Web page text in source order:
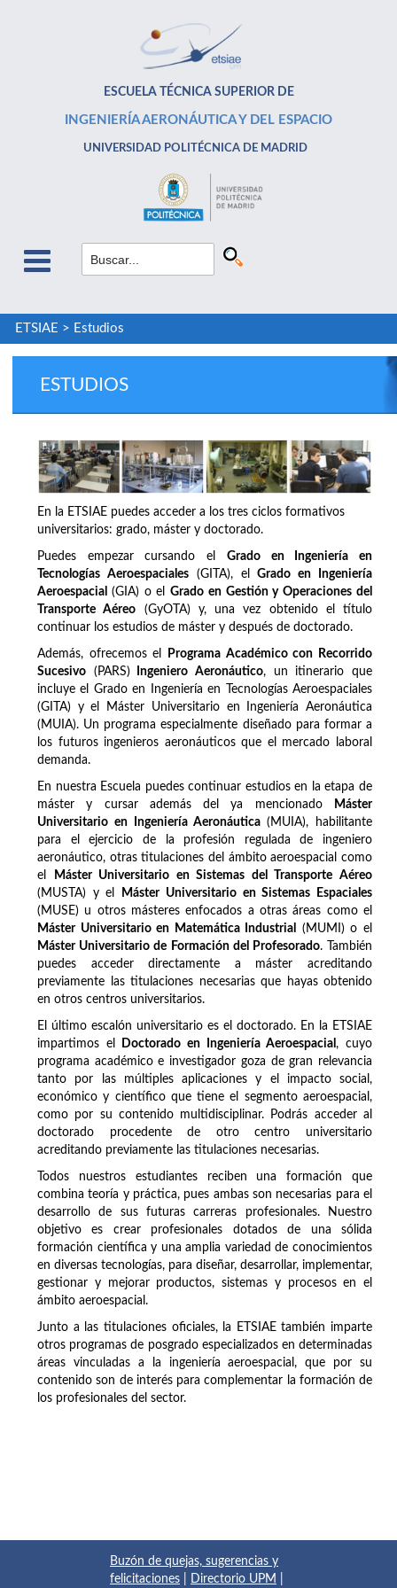
ESCUELA TÉCNICA SUPERIOR DE
INGENIERÍA AERONÁUTICA Y DEL ESPACIO
UNIVERSIDAD POLITÉCNICA DE MADRID
ETSIAE > Estudios
ESTUDIOS
En la ETSIAE puedes acceder a los tres ciclos formativos
universitarios: grado, máster y doctorado.
Puedes empezar cursando el Grado en Ingeniería en
Tecnologías Aeroespaciales(GITA), elGrado en Ingeniería
Aeroespacial (GIA) o elGrado en Gestión y Operaciones del
Transporte Aéreo (GyOTA) y, una vez obtenido el título
continuar los estudios de máster y después de doctorado.
Además, ofrecemos el
Programa Académico con Recorrido
Sucesivo (PARS) Ingeniero Aeronáutico, un itinerario que
incluye el Grado en Ingeniería en Tecnologías Aeroespaciales
(GITA) y el Máster Universitario en Ingeniería Aeronáutica
(MUIA). Un programa especialmente diseñado para formar a
los futuros ingenieros aeronáuticos que el mercado laboral
demanda.
En nuestra Escuela puedes continuar estudios en la etapa de
máster y cursar además del ya mencionado
Máster
Universitario en Ingeniería Aeronáutica(MUIA), habilitante
para el ejercicio de la profesión regulada de ingeniero
aeronáutico, otras titulaciones del ámbito aeroespacial como
el
Máster Universitario en Sistemas del Transporte Aéreo
(MUSTA) y el
Máster Universitario en Sistemas Espaciales
(MUSE) u otros másteres enfocados a otras áreas como el
Máster Universitario en Matemática Industrial
(MUMI) o el
Máster Universitario de Formación del Profesorado. También
puedes acceder directamente a máster acreditando
previamente las titulaciones necesarias que hayas obtenido
en otros centros universitarios.
El último escalón universitario es el doctorado. En la ETSIAE
impartimos el
Doctorado en Ingeniería Aeroespacial, cuyo
programa académico e investigador goza de gran relevancia
tanto por las múltiples aplicaciones y el impacto social,
económico y científico que tiene el segmento aeroespacial,
como por su contenido multidisciplinar. Podrás acceder al
doctorado procedente de otro centro universitario
acreditando previamente las titulaciones necesarias.
Todos nuestros estudiantes reciben una formación que
combina teoría y práctica, pues ambas son necesarias para el
desarrollo de sus futuras carreras profesionales. Nuestro
objetivo es crear profesionales dotados de una sólida
formación científica y una amplia variedad de conocimientos
en diversas tecnologías, para diseñar, desarrollar, implementar,
gestionar y mejorar productos, sistemas y procesos en el
ámbito aeroespacial.
Junto a las titulaciones oficiales, la ETSIAE también imparte
otros programas de posgrado especializados en determinadas
áreas vinculadas a la ingeniería aeroespacial, que por su
contenido son de interés para complementar la formación de
los profesionales del sector.
Buzón de quejas, sugerencias y
felicitaciones
Directorio UPM